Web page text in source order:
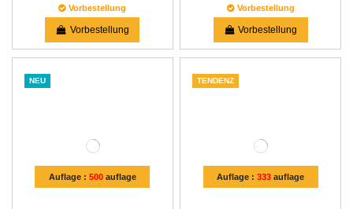
Vorbestellung
Vorbestellung
Vorbestellung
Vorbestellung
Auflage : 500auflage
NEU
Auflage :333 auflage
TENDENZ